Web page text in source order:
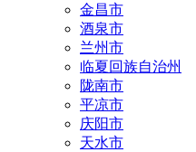
金昌市
酒泉市
兰州市
临夏回族自治州
陇南市
平凉市
庆阳市
天水市